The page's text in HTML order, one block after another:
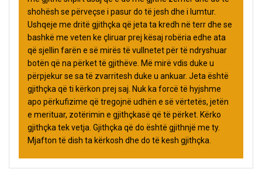
shohësh se përveçse i pasur do të jesh dhe i lumtur.
Ushqeje me dritë gjithçka që jeta ta kredh në terr dhe se
bashkë me veten ke çliruar prej kësaj robëria edhe ata
që sjellin farën e së mirës të vullnetet për të ndryshuar
botën që na përket të gjithëve. Më mirë vdis duke u
përpjekur se sa të zvarritesh duke u ankuar. Jeta është
gjithçka që ti kërkon prej saj. Nuk ka forcë të hyjshme
apo përkufizime që tregojnë udhën e së vërtetës, jetën
e merituar, zotërimin e gjithçkasë që të përket. Kërko
gjithçka tek vetja. Gjithçka që do është gjithnjë me ty.
Mjafton të dish ta kërkosh dhe do të kesh gjithçka.